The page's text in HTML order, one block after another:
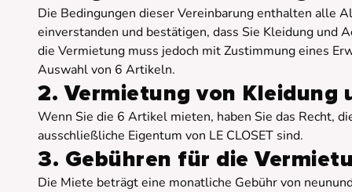
Die Bedingungen dieser Vereinbarung enthalten alle
einverstanden und bestätigen, dass Sie Kleidung und
die Vermietung muss jedoch mit Zustimmung eines
Auswahl von 6 Artikeln.
2. Vermietung von Kleidung
Wenn Sie die 6 Artikel mieten, haben Sie das Recht,
ausschließliche Eigentum von LE CLOSET sind.
3. Gebühren für die
Die Miete beträgt eine monatliche Gebühr von